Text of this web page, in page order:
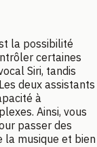
la possibilité
certaines
Siri, tandis
deux assistants
à
Ainsi, vous
passer des
la musique et bien